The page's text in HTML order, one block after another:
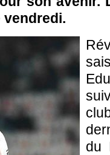
vendredi.
du